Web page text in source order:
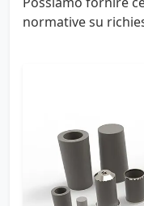
normative su